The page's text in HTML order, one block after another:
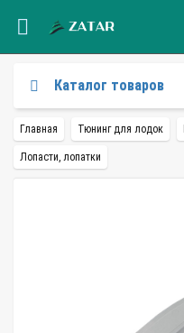
Каталог товаров
Главная Тюнинг для лодок
Лопасти, лопатки